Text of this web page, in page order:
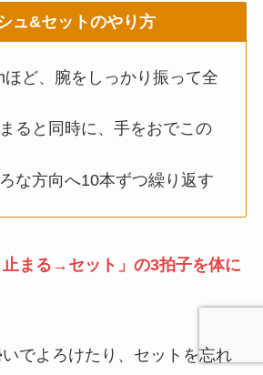
ュ&セットのやり方
ほど、腕をしっかり振って全
ると同時に、手をおでこの
な方向へ10本ずつ繰り返す
止まる→セット」の3拍子を体に
でよろけたり、セットを忘れ